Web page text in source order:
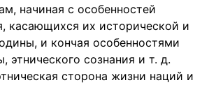
начиная с особенностей
касающихся их исторической и
и кончая особенностями
этнического сознания и т. д.
сторона жизни наций и